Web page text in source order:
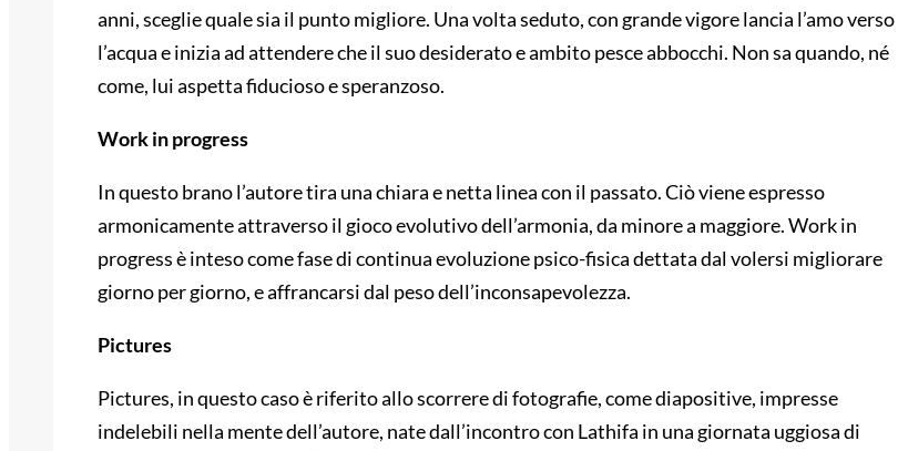
anni, sceglie quale sia il punto migliore. Una volta seduto, con grande vigore lancia l’amo verso
l’acqua e inizia ad attendere che il suo desiderato e ambito pesce abbocchi. Non sa quando, né
come, lui aspetta fiducioso e speranzoso.
Work in progress
In questo brano l’autore tira una chiara e netta linea con il passato. Ciò viene espresso
armonicamente attraverso il gioco evolutivo dell’armonia, da minore a maggiore. Work in
progress è inteso come fase di continua evoluzione psico-fisica dettata dal volersi migliorare
giorno per giorno, e affrancarsi dal peso dell’inconsapevolezza.
Pictures
Pictures, in questo caso è riferito allo scorrere di fotografie, come diapositive, impresse
indelebili nella mente dell’autore, nate dall’incontro con Lathifa in una giornata uggiosa di